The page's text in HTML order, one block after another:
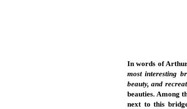
In words of
most interesting
beauty, and
beauties. Among
next to this